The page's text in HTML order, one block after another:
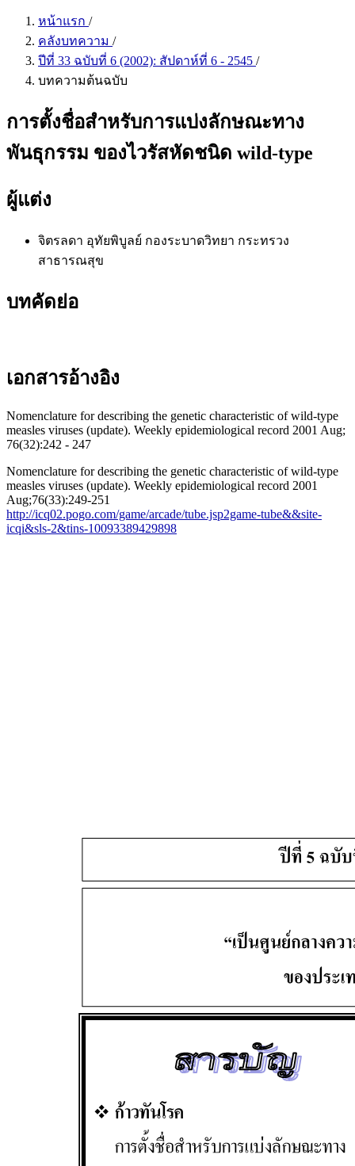
หน้าแรก /
คลังบทความ /
ปีที่ 33 ฉบับที่ 6 (2002): สัปดาห์ที่ 6 - 2545 /
บทความต้นฉบับ
การตั้งชื่อสำหรับการแบ่งลักษณะทาง
พันธุกรรม ของไวรัสหัดชนิด wild-type
ผู้แต่ง
จิตรลดา อุทัยพิบูลย์ กองระบาดวิทยา กระทรวง
สาธารณสุข
บทคัดย่อ
เอกสารอ้างอิง
Nomenclature for describing the genetic characteristic of wild-type
measles viruses (update). Weekly epidemiological record 2001 Aug;
76(32):242 - 247
Nomenclature for describing the genetic characteristic of wild-type
measles viruses (update). Weekly epidemiological record 2001
Aug;76(33):249-251
http://icq02.pogo.com/game/arcade/tube.jsp2game-tube&&site-
icqi&sls-2&tins-10093389429898